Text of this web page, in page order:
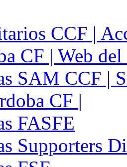
CCF |
CF | Web
SAM CCF |
CF |
FASFE
Supporters